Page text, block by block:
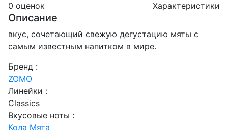
0 оценок Характеристики
Описание
вкус, сочетающий свежую дегустацию мяты с
самым известным напитком в мире.
Бренд :
ZOMO
Линейки :
Classics
Вкусовые ноты :
Кола Мята